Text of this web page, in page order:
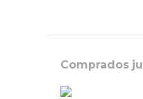
Comprados